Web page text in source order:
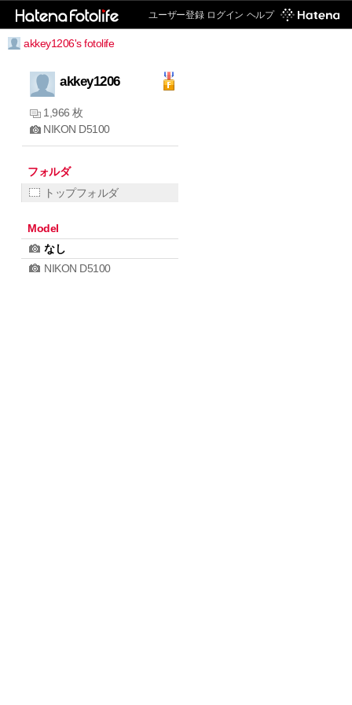
ユーザー登録 ログイン ヘルプ
akkey1206's fotolife
akkey1206
1,966 枚
NIKON D5100
フォルダ
トップフォルダ
Model
なし
NIKON D5100